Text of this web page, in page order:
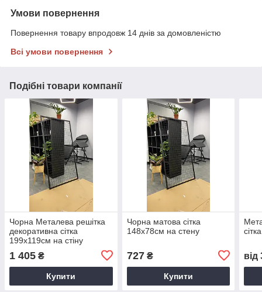
Умови повернення
Повернення товару впродовж 14 днів за домовленістю
Всі умови повернення
Подібні товари компанії
Чорна Металева решітка
декоративна сітка
199х119см на стіну
1 405 ₴
Купити
Чорна матова сітка
148х78см на стену
727₴
Купити
від